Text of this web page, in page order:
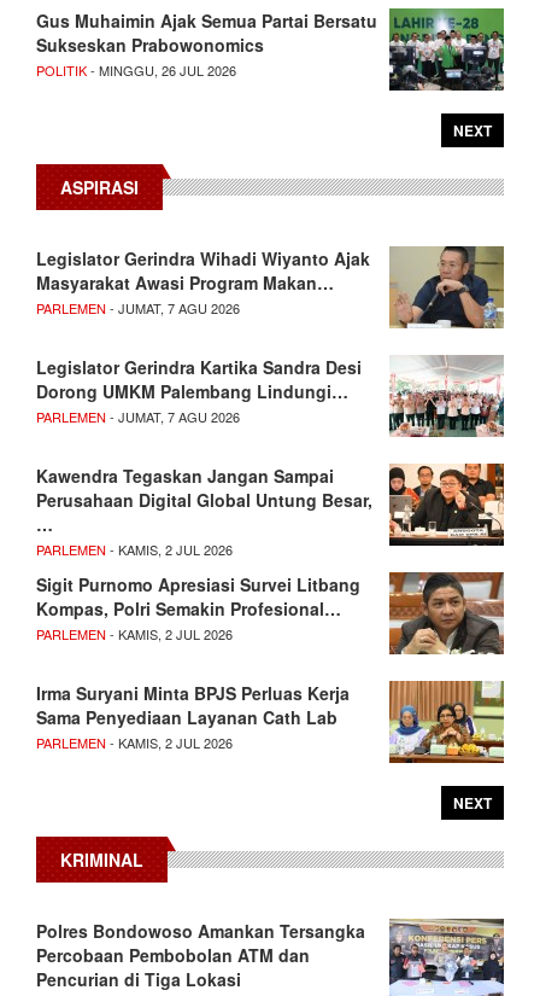
Gus Muhaimin Ajak Semua Partai Bersatu
Sukseskan Prabowonomics
POLITIK- MINGGU, 26 JUL 2026
NEXT
ASPIRASI
Legislator Gerindra Wihadi Wiyanto Ajak
Masyarakat Awasi Program Makan…
PARLEMEN - JUMAT, 7 AGU 2026
Legislator Gerindra Kartika Sandra Desi
Dorong UMKM Palembang Lindungi…
PARLEMEN - JUMAT, 7 AGU 2026
Kawendra Tegaskan Jangan Sampai
Perusahaan Digital Global Untung Besar,
…
PARLEMEN - KAMIS, 2 JUL 2026
Sigit Purnomo Apresiasi Survei Litbang
Kompas, Polri Semakin Profesional…
PARLEMEN - KAMIS, 2 JUL 2026
Irma Suryani Minta BPJS Perluas Kerja
Sama Penyediaan Layanan Cath Lab
PARLEMEN - KAMIS, 2 JUL 2026
NEXT
KRIMINAL
Polres Bondowoso Amankan Tersangka
Percobaan Pembobolan ATM dan
Pencurian di Tiga Lokasi